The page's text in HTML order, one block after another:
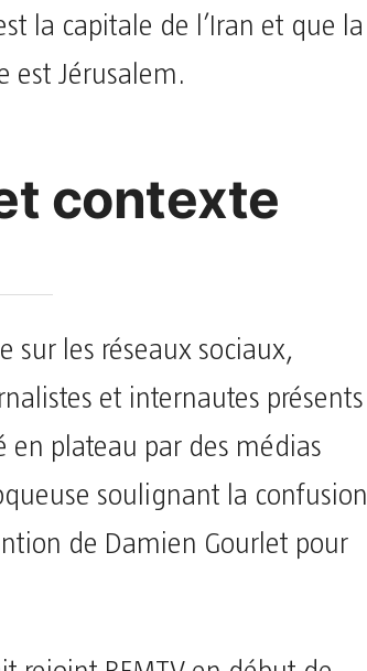
la capitale de l’Iran et que la
est Jérusalem.
contexte
sur les réseaux sociaux,
et internautes présents
en plateau par des médias
soulignant la confusion
de Damien Gourlet pour